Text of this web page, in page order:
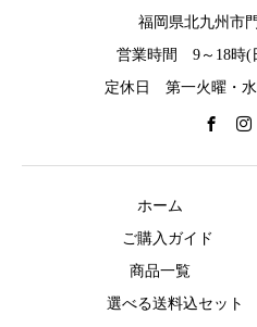
福岡県北九州市
営業時間 9～18時(
定休日 第一火曜・
ホーム
ご購入ガイド
商品一覧
選べる送料込セット